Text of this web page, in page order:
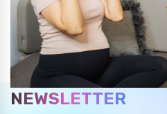
NEWSLETTER